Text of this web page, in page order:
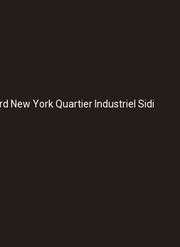
New York Quartier Industriel Sidi